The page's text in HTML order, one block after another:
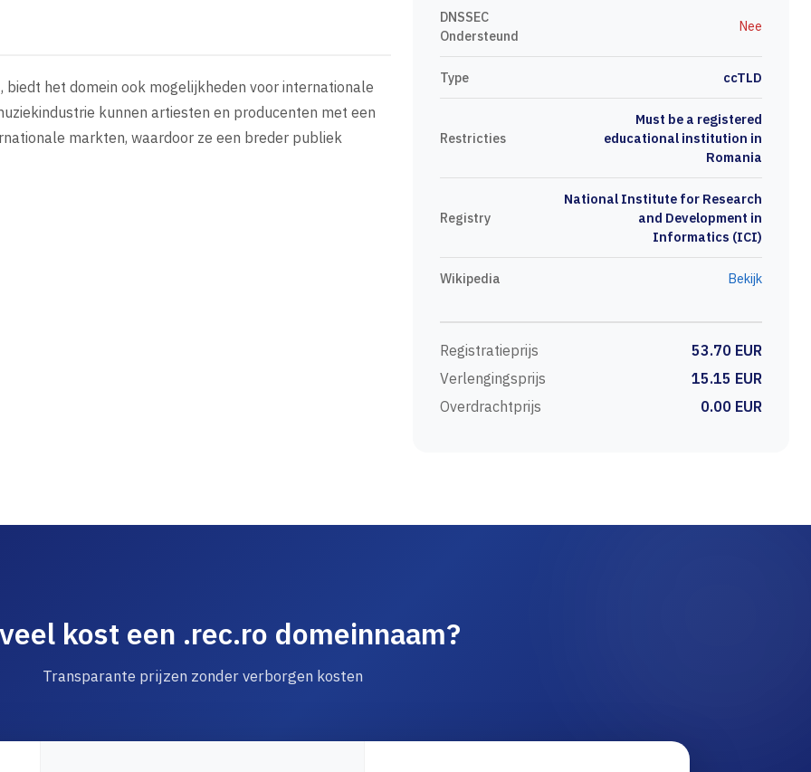
het domein ook mogelijkheden voor internationale
kunnen artiesten en producenten met een
markten, waardoor ze een breder publiek
DNSSEC
Ondersteund
Nee
Type ccTLD
Restricties
Must be a registered
educational institution in
Romania
Registry
National Institute for Research
and Development in
Informatics (ICI)
Wikipedia Bekijk
Registratieprijs
53.70 EUR
Verlengingsprijs
15.15 EUR
Overdrachtprijs
0.00 EUR
kost een .rec.ro domeinnaam?
Transparante prijzen zonder verborgen kosten